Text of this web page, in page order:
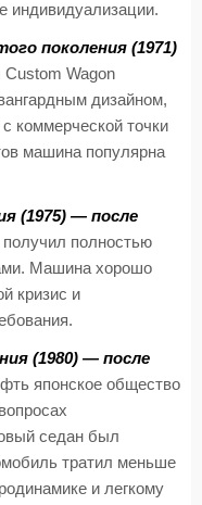
индивидуализации.
поколения (1971)
Wagon
дизайном,
коммерческой точки
машина популярна
(1975) — после
получил полностью
Машина хорошо
кризис и
(1980) — после
японское общество
седан был
тратил меньше
и легкому